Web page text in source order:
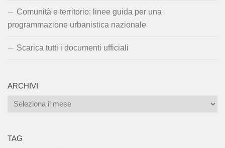
Comunità e territorio: linee guida per una
programmazione urbanistica nazionale
Scarica tutti i documenti ufficiali
ARCHIVI
Archivi
TAG